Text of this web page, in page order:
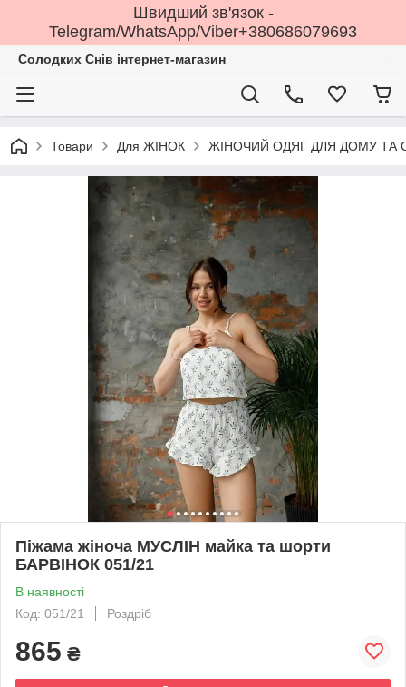
Швидший зв'язок -
Telegram/WhatsApp/Viber+380686079693
Солодких Снів інтернет-магазин
Товари Для ЖІНОК ЖІНОЧИЙ ОДЯГ ДЛЯ ДОМУ ТА
Піжама жіноча МУСЛІН майка та шорти
БАРВІНОК 051/21
В наявності
Код: 051/21
Роздріб
865 ₴